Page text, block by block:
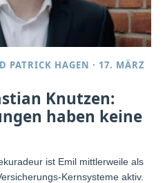
PATRICK HAGEN · 17. MÄRZ
Knutzen:
haben keine
ist Emil mittlerweile als
Kernsysteme aktiv.